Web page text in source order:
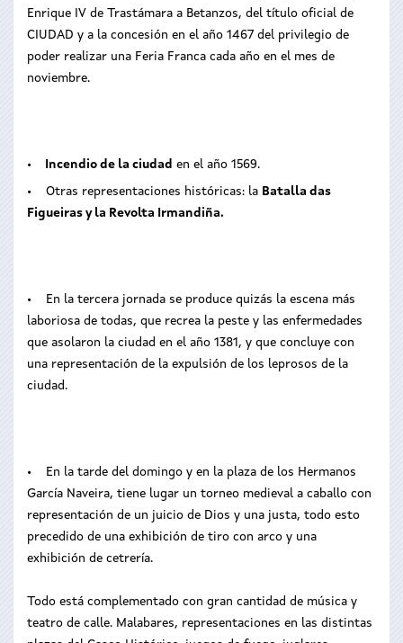
Enrique IV de Trastámara a Betanzos, del título oficial de
CIUDAD y a la concesión en el año 1467 del privilegio de
poder realizar una Feria Franca cada año en el mes de
noviembre.
• Incendio de la ciudad en el año 1569.
• Otras representaciones históricas: la Batalla das
Figueiras y la Revolta Irmandiña.
• En la tercera jornada se produce quizás la escena más
laboriosa de todas, que recrea la peste y las enfermedades
que asolaron la ciudad en el año 1381, y que concluye con
una representación de la expulsión de los leprosos de la
ciudad.
• En la tarde del domingo y en la plaza de los Hermanos
García Naveira, tiene lugar un torneo medieval a caballo con
representación de un juicio de Dios y una justa, todo esto
precedido de una exhibición de tiro con arco y una
exhibición de cetrería.
Todo está complementado con gran cantidad de música y
teatro de calle. Malabares, representaciones en las distintas